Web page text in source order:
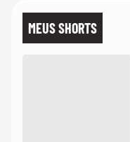
MEUS SHORTS